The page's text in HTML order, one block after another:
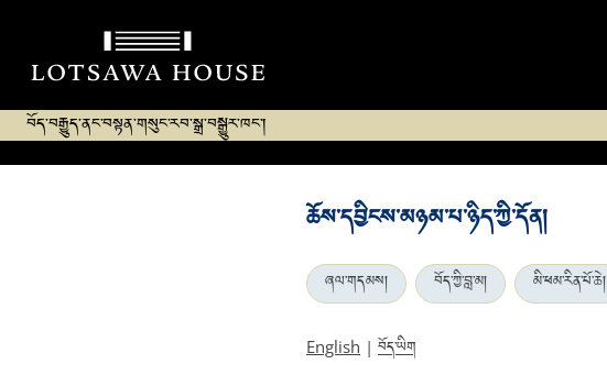
བོད་བརྒྱུད་ནང་བསྟན་གསུང་རབ་སྒྲ་བསྒྱུར་ཁང་།
ཆོས་དབྱིངས་མཉམ་པ་ཉིད་ཀྱི་དོན།
ཞལ་གདམས། བོད་ཀྱི་བླ་མ། མི་ཕམ་རིན་པོ་ཆེ།
English | བོད་ཡིག